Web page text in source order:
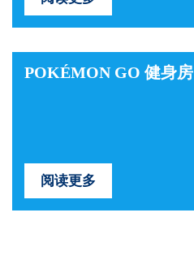
POKÉMON GO 健身房
阅读更多